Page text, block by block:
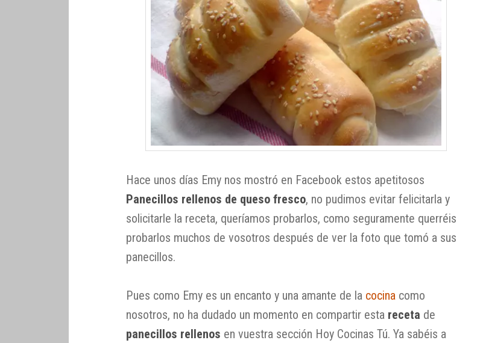
Hace unos días Emy nos mostró en Facebook estos apetitosos
Panecillos rellenos de queso fresco, no pudimos evitar felicitarla y
solicitarle la receta, queríamos probarlos, como seguramente querréis
probarlos muchos de vosotros después de ver la foto que tomó a sus
panecillos.
Pues como Emy es un encanto y una amante de la cocina como
nosotros, no ha dudado un momento en compartir esta receta de
panecillos rellenos en vuestra sección Hoy Cocinas Tú. Ya sabéis a